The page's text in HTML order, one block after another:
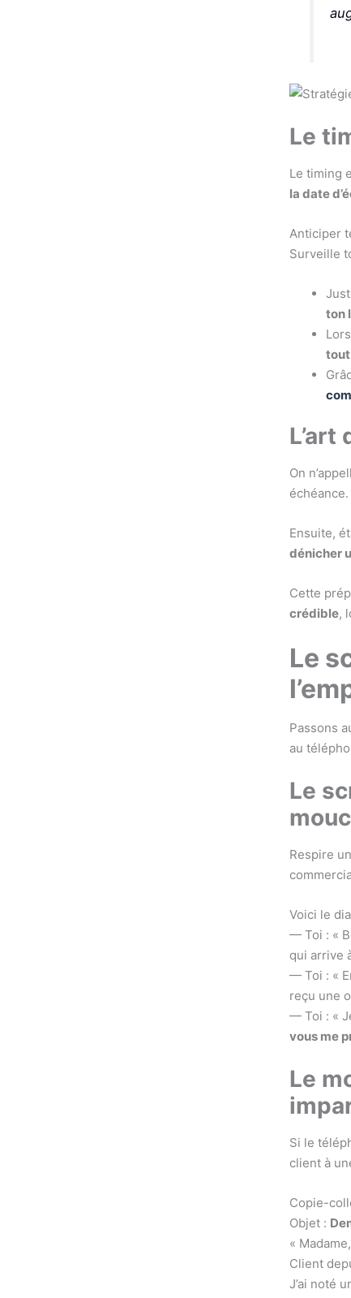
Le
Le timing
la date
Anticiper
Surveille
ton
On
Ensuite,
dénicher
Cette
crédible,
Le
Passons
au
Le
Respire
Voici le
— Toi : «
qui arrive
— Toi : «
reçu une
— Toi : «
vous me
Le
Si le
client à
Copie-
Objet :
«
Client
J’ai noté